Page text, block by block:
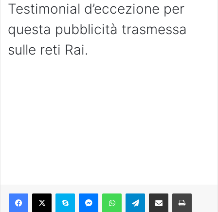
Testimonial d’eccezione per
questa pubblicità trasmessa
sulle reti Rai.